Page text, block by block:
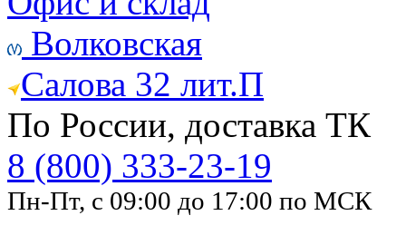
Волковская
Салова 32 лит.П
По России, доставка ТК
8 (800) 333-23-19
Пн-Пт, с 09:00 до 17:00 по МСК